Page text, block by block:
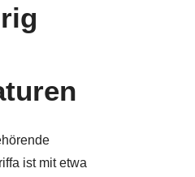
ist mit etwa